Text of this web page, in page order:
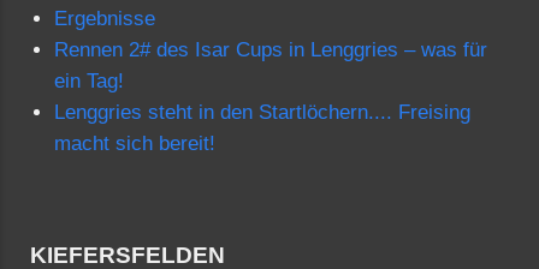
Ergebnisse
Rennen 2# des Isar Cups in Lenggries – was für
ein Tag!
Lenggries steht in den Startlöchern.... Freising
macht sich bereit!
KIEFERSFELDEN